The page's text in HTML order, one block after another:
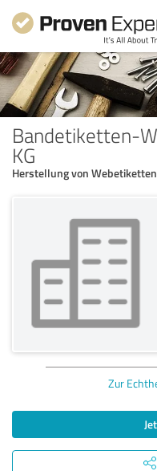
Bandetiketten-
KG
Herstellung von
Zur